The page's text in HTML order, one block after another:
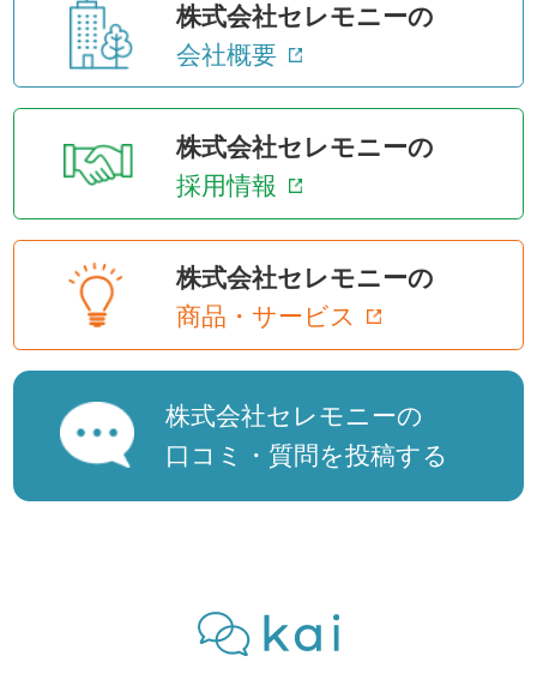
株式会社セレモニーの
会社概要
株式会社セレモニーの
採用情報
株式会社セレモニーの
商品・サービス
株式会社セレモニーの
口コミ・質問を投稿する